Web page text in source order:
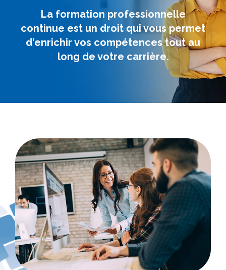
La formation professionnelle
continue est un droit qui vous permet
d'enrichir vos compétences tout au
long de votre carrière.